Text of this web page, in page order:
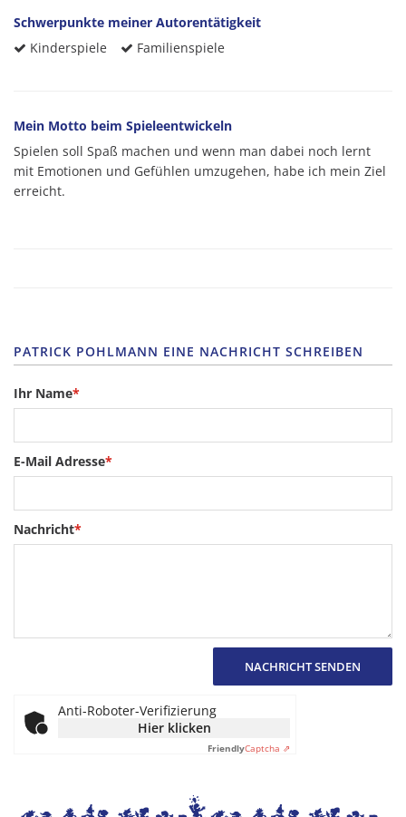
Schwerpunkte meiner Autorentätigkeit
Kinderspiele
Familienspiele
Mein Motto beim Spieleentwickeln
Spielen soll Spaß machen und wenn man dabei noch lernt
mit Emotionen und Gefühlen umzugehen, habe ich mein Ziel
erreicht.
PATRICK POHLMANN EINE NACHRICHT SCHREIBEN
Ihr Name*
E-Mail Adresse*
Nachricht*
NACHRICHT SENDEN
Anti-Roboter-Verifizierung
Hier klicken
FriendlyCaptcha ⇗